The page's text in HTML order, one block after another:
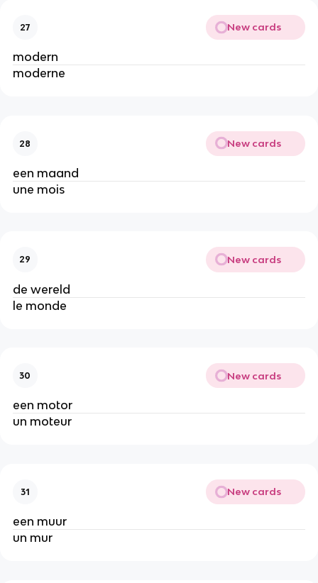
27 New cards
modern
moderne
28 New cards
een maand
une mois
29 New cards
de wereld
le monde
30 New cards
een motor
un moteur
31 New cards
een muur
un mur